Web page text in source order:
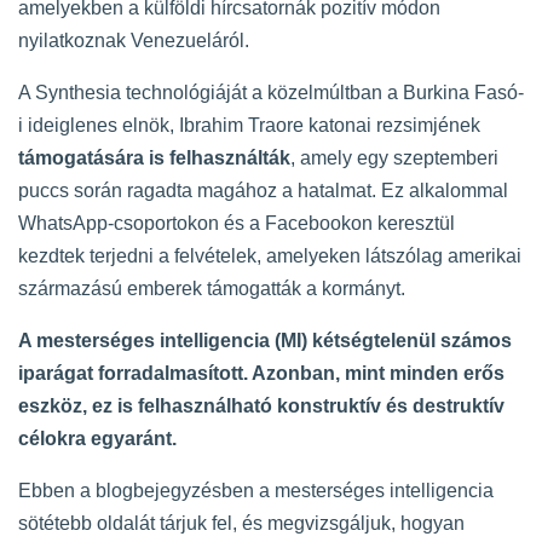
amelyekben a külföldi hírcsatornák pozitív módon
nyilatkoznak Venezueláról.
A Synthesia technológiáját a közelmúltban a Burkina Fasó-
i ideiglenes elnök, Ibrahim Traore katonai rezsimjének
támogatására is felhasználták, amely egy szeptemberi
puccs során ragadta magához a hatalmat. Ez alkalommal
WhatsApp-csoportokon és a Facebookon keresztül
kezdtek terjedni a felvételek, amelyeken látszólag amerikai
származású emberek támogatták a kormányt.
A mesterséges intelligencia (MI) kétségtelenül számos
iparágat forradalmasított. Azonban, mint minden erős
eszköz, ez is felhasználható konstruktív és destruktív
célokra egyaránt.
Ebben a blogbejegyzésben a mesterséges intelligencia
sötétebb oldalát tárjuk fel, és megvizsgáljuk, hogyan